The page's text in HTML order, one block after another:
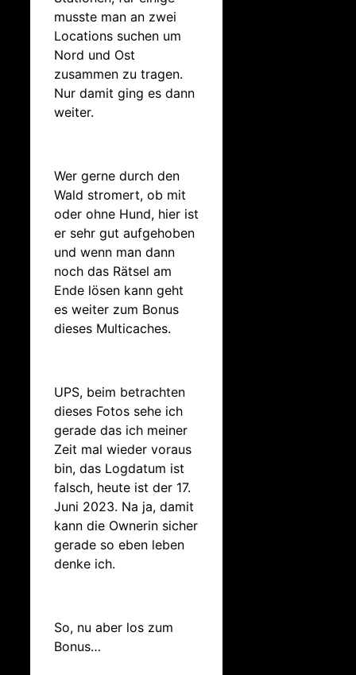
musste man an zwei
Locations suchen um
Nord und Ost
zusammen zu tragen.
Nur damit ging es dann
weiter.
Wer gerne durch den
Wald stromert, ob mit
oder ohne Hund, hier ist
er sehr gut aufgehoben
und wenn man dann
noch das Rätsel am
Ende lösen kann geht
es weiter zum Bonus
dieses Multicaches.
UPS, beim betrachten
dieses Fotos sehe ich
gerade das ich meiner
Zeit mal wieder voraus
bin, das Logdatum ist
falsch, heute ist der 17.
Juni 2023. Na ja, damit
kann die Ownerin sicher
gerade so eben leben
denke ich.
So, nu aber los zum
Bonus…